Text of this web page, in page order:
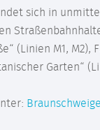
sich in
(Linien M1, M2),
Garten“